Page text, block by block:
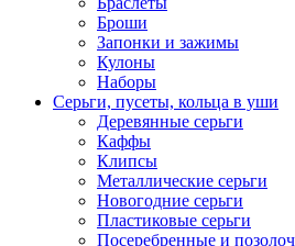
Броши
Запонки и зажимы
Кулоны
Наборы
Серьги, пусеты, кольца в уши
Деревянные серьги
Каффы
Клипсы
Металлические серьги
Новогодние серьги
Пластиковые серьги
Посеребренные и